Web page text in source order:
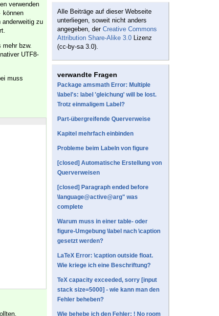
verwenden
können
zu
mehr bzw.
UTF8-
muss
Alle Beiträge auf dieser Webseite
unterliegen, soweit nicht anders
angegeben, der Creative Commons
Attribution Share-Alike 3.0 Lizenz
(cc-by-sa 3.0).
verwandte Fragen
Package amsmath Error: Multiple
\label's: label 'gleichung' will be lost.
Trotz einmaligem Label?
Part-übergreifende Querverweise
Kapitel mehrfach einbinden
Probleme beim Labeln von figure
[closed] Automatische Erstellung von
Querverweisen
[closed] Paragraph ended before
\language@active@arg" was
complete
Warum muss in einer table- oder
figure-Umgebung \label nach \caption
gesetzt werden?
LaTeX Error: \caption outside float.
Wie kriege ich eine Beschriftung?
TeX capacity exceeded, sorry [input
stack size=5000] - wie kann man den
Fehler beheben?
Wie behebe ich den Fehler: ! No room